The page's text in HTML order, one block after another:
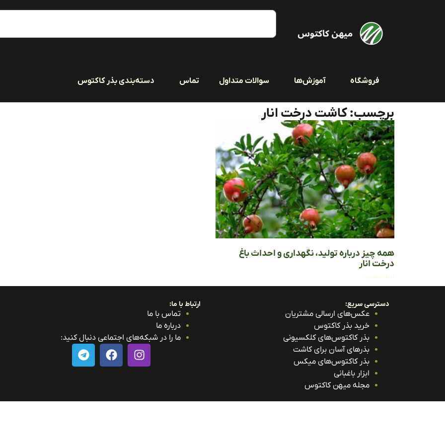
فروشگاه آموزش‌ها سوالات متداول تماس دسته‌بندی بذر کاکتوس
برچسب: کاشت درخت انار
همه چیز درباره تولید، نگهداری و احداث باغ
درخت انار
ادامه مطلب »
دسترسی سریع:
عکس‌های ارسالی مشتریان
خرید بذر کاکتوس
بذر کاکتوس‌های کلکسیونی
بذرهای آسان برای کاشت
بذر کاکتوس‌های میکس
ابزار باغبانی
مجله میهن کاکتوس
ارتباط با ما:
تماس با ما
درباره ما
ما را در شبکه‌های اجتماعی دنبال کنید: